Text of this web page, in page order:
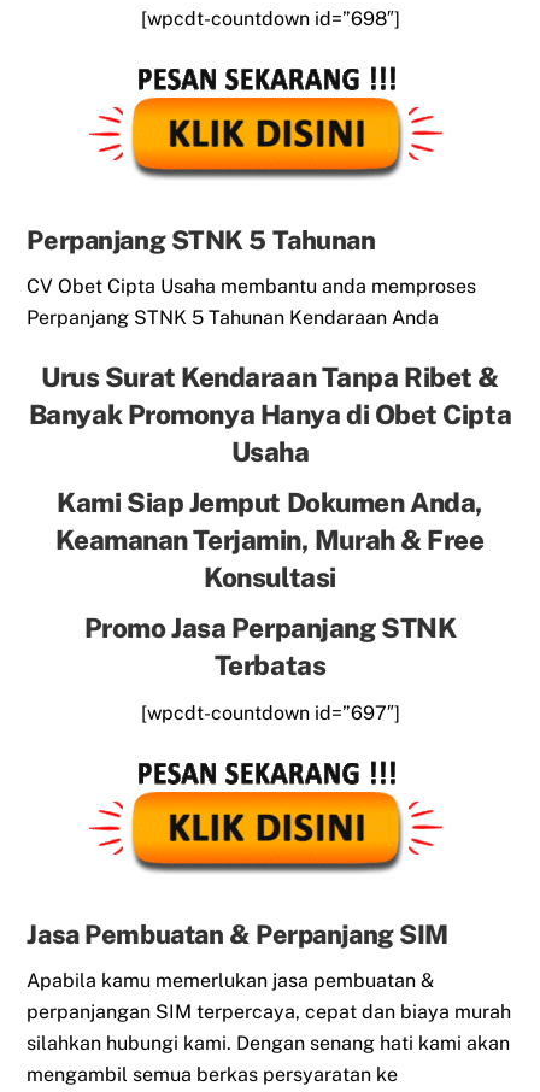
[wpcdt-countdown id=”698″]
Perpanjang STNK 5 Tahunan
CV Obet Cipta Usaha membantu anda memproses
Perpanjang STNK 5 Tahunan Kendaraan Anda
Urus Surat Kendaraan Tanpa Ribet &
Banyak Promonya Hanya di Obet Cipta
Usaha
Kami Siap Jemput Dokumen Anda,
Keamanan Terjamin, Murah & Free
Konsultasi
Promo Jasa Perpanjang STNK
Terbatas
[wpcdt-countdown id=”697″]
Jasa Pembuatan & Perpanjang SIM
Apabila kamu memerlukan jasa pembuatan &
perpanjangan SIM terpercaya, cepat dan biaya murah
silahkan hubungi kami. Dengan senang hati kami akan
mengambil semua berkas persyaratan ke